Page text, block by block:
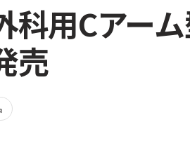
科用Cアー
売